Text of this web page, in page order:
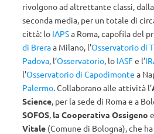
rivolgono ad altrettante classi,
seconda media, per un totale di
città: lo IAPSa Roma, capofila del
di Breraa Milano, l’Osservatorio di
Padova, l’Osservatorio, lo IASF e l’
l’Osservatorio di Capodimonte a
Palermo. Collaborano alle attività l’
Science, per la sede di Roma e a
SOFOS, la Cooperativa Ossigeno
Vitale (Comune di Bologna), che